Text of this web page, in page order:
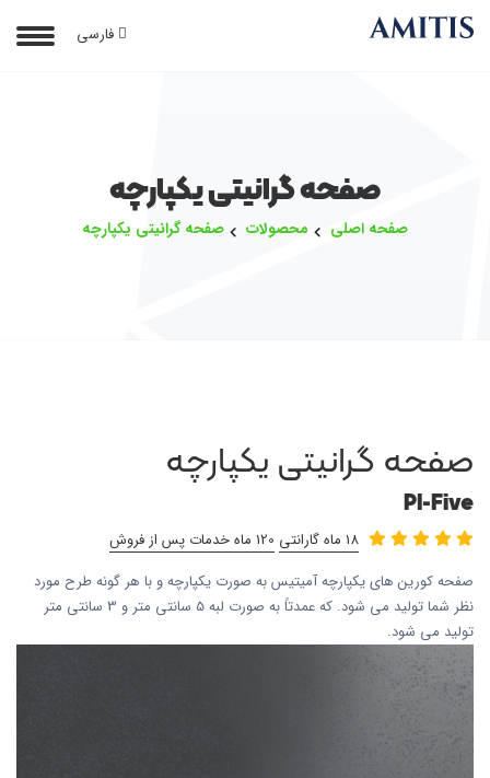
فارسی
صفحه گرانیتی یکپارچه
صفحه اصلی محصولات صفحه گرانیتی یکپارچه
صفحه گرانیتی یکپارچه
PI-Five
18 ماه گارانتی
120 ماه خدمات پس از فروش
صفحه کورین های یکپارچه آمیتیس به صورت یکپارچه و با هر گونه طرح مورد
نظر شما تولید می شود. که عمدتاً به صورت لبه 5 سانتی متر و 3 سانتی متر
تولید می شود.